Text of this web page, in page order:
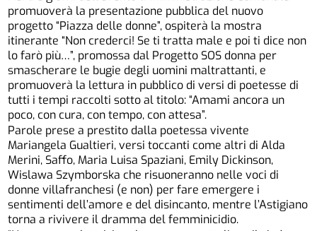
promuoverà la presentazione pubblica del nuovo
progetto “Piazza delle donne”, ospiterà la mostra
itinerante “Non crederci! Se ti tratta male e poi ti dice non
lo farò più…”, promossa dal Progetto SOS donna per
smascherare le bugie degli uomini maltrattanti, e
promuoverà la lettura in pubblico di versi di poetesse di
tutti i tempi raccolti sotto al titolo: “Amami ancora un
poco, con cura, con tempo, con attesa”.
Parole prese a prestito dalla poetessa vivente
Mariangela Gualtieri, versi toccanti come altri di Alda
Merini, Saffo, Maria Luisa Spaziani, Emily Dickinson,
Wislawa Szymborska che risuoneranno nelle voci di
donne villafranchesi (e non) per fare emergere i
sentimenti dell’amore e del disincanto, mentre l’Astigiano
torna a rivivere il dramma del femminicidio.